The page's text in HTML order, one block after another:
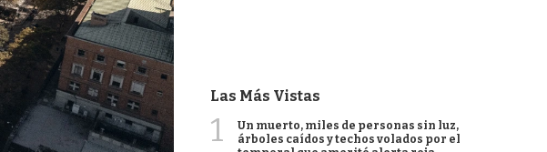
Las Más Vistas
1
Un muerto, miles de personas sin luz,
árboles caídos y techos volados por el